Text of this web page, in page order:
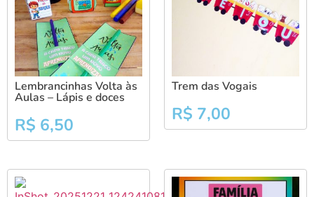
Lembrancinhas Volta às
Aulas – Lápis e doces
R$ 6,50
Trem das Vogais
R$ 7,00